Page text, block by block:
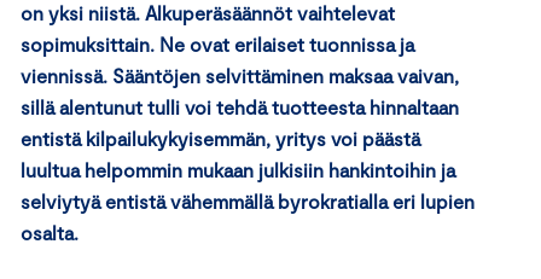
on yksi niistä. Alkuperäsäännöt vaihtelevat
sopimuksittain. Ne ovat erilaiset tuonnissa ja
viennissä. Sääntöjen selvittäminen maksaa vaivan,
sillä alentunut tulli voi tehdä tuotteesta hinnaltaan
entistä kilpailukykyisemmän, yritys voi päästä
luultua helpommin mukaan julkisiin hankintoihin ja
selviytyä entistä vähemmällä byrokratialla eri lupien
osalta.